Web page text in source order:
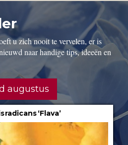
u zich nooit te vervelen, er is
naar handige tips, ideeën en
augustus
radicans ‘Flava’